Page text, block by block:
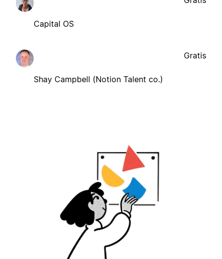
Capital OS
Shay Campbell (Notion Talent co.)
Gratis